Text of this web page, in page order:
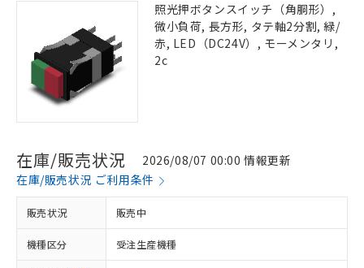
照光押ボタンスイッチ（角胴形）,
微小負荷, 長方形, タテ軸2分割, 緑/
赤, LED（DC24V）, モーメンタリ,
2c
在庫/販売状況
2026/08/07 00:00 情報更新
在庫/販売状況 ご利用条件
販売状況 販売中
機種区分 受注生産機種